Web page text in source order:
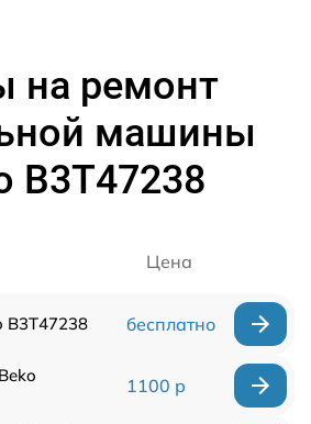
на ремонт
машины
B3T47238
Цена
B3T47238 бесплатно
1100 р